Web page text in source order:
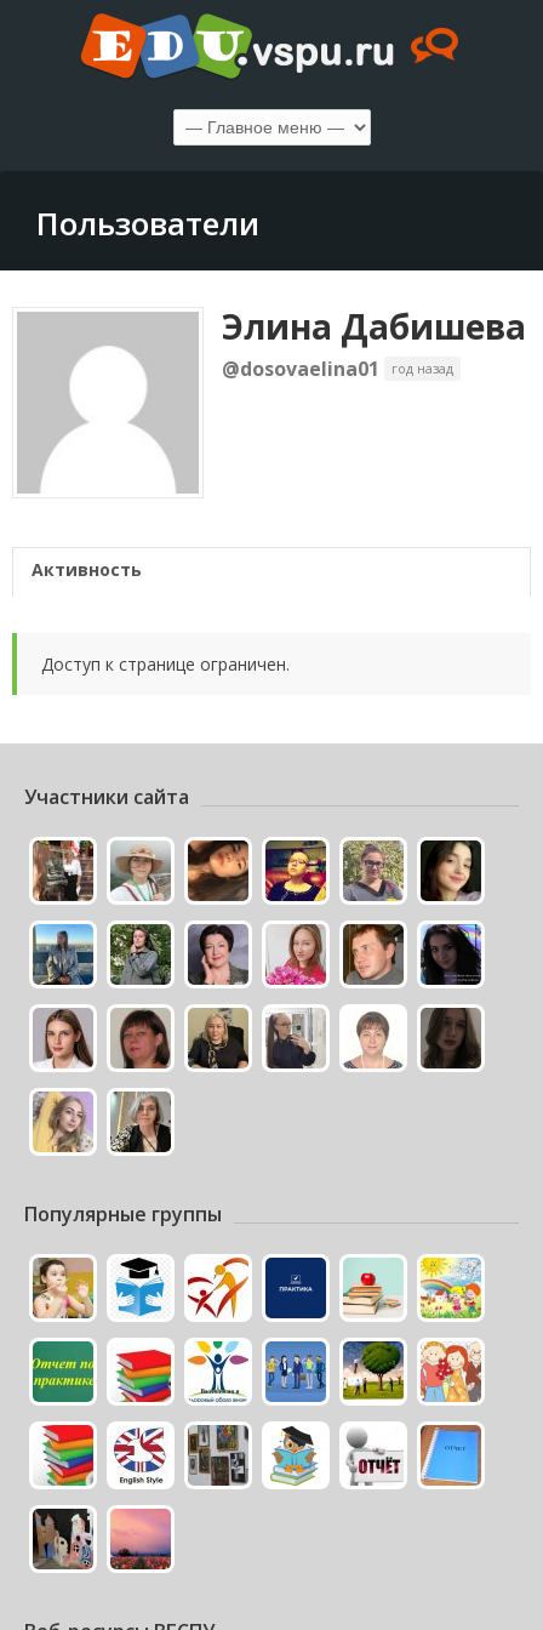
Пользователи
Элина Дабишева
@dosovaelina01 год назад
Активность
Доступ к странице ограничен.
Участники сайта
Популярные группы